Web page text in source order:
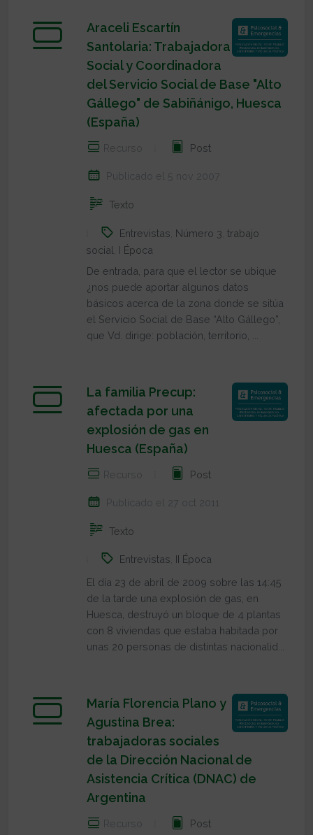
Araceli Escartín
Santolaria: Trabajadora
Social y Coordinadora
del Servicio Social de Base "Alto
Gállego" de Sabiñánigo, Huesca
(España)
Recurso Post
Publicado el 5 nov 2007
Texto
Entrevistas Número 3 trabajo
social I Época
De entrada, para que el lector se ubique
¿nos puede aportar algunos datos
básicos acerca de la zona donde se sitúa
el Servicio Social de Base “Alto Gállego”,
que Vd. dirige: población, territorio, ...
La familia Precup:
afectada por una
explosión de gas en
Huesca (España)
Recurso Post
Publicado el 27 oct 2011
Texto
Entrevistas II Época
El día 23 de abril de 2009 sobre las 14:45
de la tarde una explosión de gas, en
Huesca, destruyó un bloque de 4 plantas
con 8 viviendas que estaba habitada por
unas 20 personas de distintas nacionalid...
María Florencia Plano y
Agustina Brea:
trabajadoras sociales
de la Dirección Nacional de
Asistencia Crítica (DNAC) de
Argentina
Recurso Post